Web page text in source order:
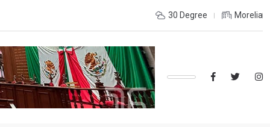
DEL ESTADO Y DESEAS ESTUDIAR UNA LICENCIATURA?,
30 Degree Morelia